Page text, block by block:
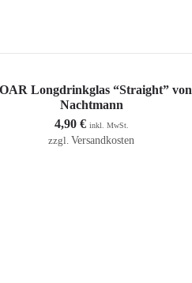
In den Warenkorb
Longdrinkglas “Straight” von
Nachtmann
4,90 € inkl. MwSt.
zzgl. Versandkosten